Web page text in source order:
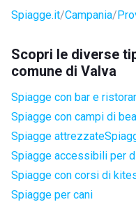
Spiagge.it Campania
Scopri le diverse
comune di Valva
Spiagge con bar e
Spiagge con campi di
Spiagge attrezzate
Spiagge accessibili per
Spiagge con corsi di
Spiagge per cani